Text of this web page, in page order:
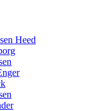
Heed